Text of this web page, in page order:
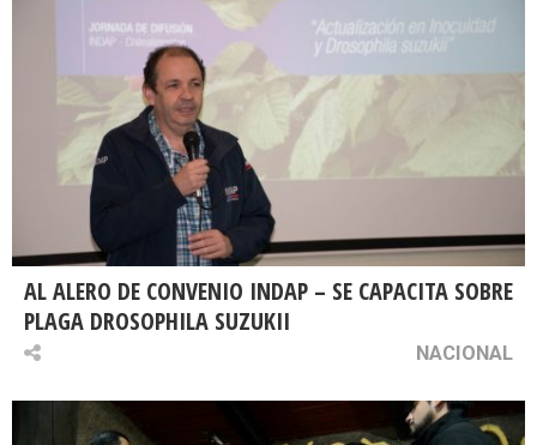
AL ALERO DE CONVENIO INDAP – SE CAPACITA SOBRE
PLAGA DROSOPHILA SUZUKII
NACIONAL